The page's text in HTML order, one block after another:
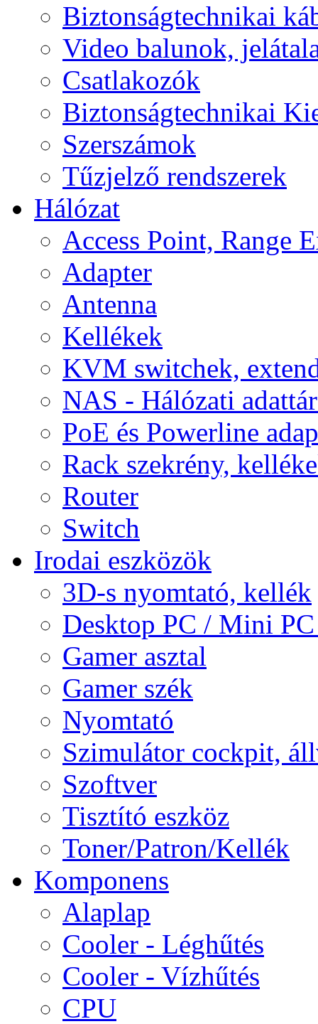
Biztonságtechnikai
Video balunok,
Csatlakozók
Biztonságtechnikai
Szerszámok
Tűzjelző rendszerek
Hálózat
Access Point, Range
Adapter
Antenna
Kellékek
KVM switchek,
NAS - Hálózati
PoE és Powerline
Rack szekrény,
Router
Switch
Irodai eszközök
3D-s nyomtató, kellék
Desktop PC / Mini
Gamer asztal
Gamer szék
Nyomtató
Szimulátor cockpit,
Szoftver
Tisztító eszköz
Toner/Patron/Kellék
Komponens
Alaplap
Cooler - Léghűtés
Cooler - Vízhűtés
CPU